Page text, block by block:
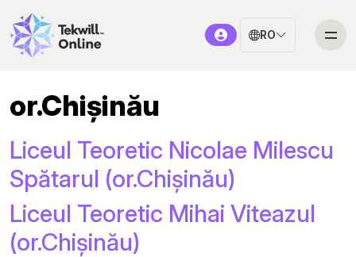
RO
or.Chișinău
Liceul Teoretic Nicolae Milescu
Spătarul (or.Chișinău)
Liceul Teoretic Mihai Viteazul
(or.Chișinău)